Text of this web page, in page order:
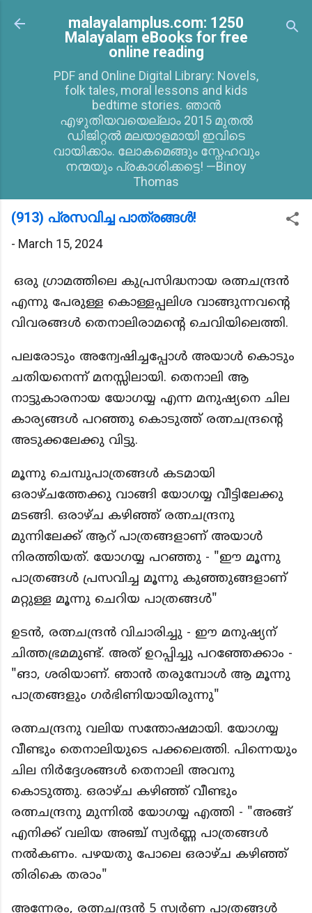
Skip to main content
malayalamplus.com: 1250
Malayalam eBooks for free
online reading
PDF and Online Digital Library: Novels,
folk tales, moral lessons and kids
bedtime stories. ഞാൻ
എഴുതിയവയെല്ലാം 2015 മുതൽ
ഡിജിറ്റൽ മലയാളമായി ഇവിടെ
വായിക്കാം. ലോകമെങ്ങും സ്നേഹവും
നന്മയും പ്രകാശിക്കട്ടെ! —Binoy
Thomas
(913) പ്രസവിച്ച പാത്രങ്ങൾ!
- March 15, 2024
ഒരു ഗ്രാമത്തിലെ കുപ്രസിദ്ധനായ രത്നചന്ദ്രൻ
എന്നു പേരുള്ള കൊള്ളപ്പലിശ വാങ്ങുന്നവന്റെ
വിവരങ്ങൾ തെനാലിരാമന്റെ ചെവിയിലെത്തി.
പലരോടും അന്വേഷിച്ചപ്പോൾ അയാൾ കൊടും
ചതിയനെന്ന് മനസ്സിലായി. തെനാലി ആ
നാട്ടുകാരനായ യോഗയ്യ എന്ന മനുഷ്യനെ ചില
കാര്യങ്ങൾ പറഞ്ഞു കൊടുത്ത് രത്നചന്ദ്രന്റെ
അടുക്കലേക്കു വിട്ടു.
മൂന്നു ചെമ്പുപാത്രങ്ങൾ കടമായി
ഒരാഴ്ചത്തേക്കു വാങ്ങി യോഗയ്യ വീട്ടിലേക്കു
മടങ്ങി. ഒരാഴ്ച കഴിഞ്ഞ് രത്നചന്ദ്രനു
മുന്നിലേക്ക് ആറ് പാത്രങ്ങളാണ് അയാൾ
നിരത്തിയത്. യോഗയ്യ പറഞ്ഞു - "ഈ മൂന്നു
പാത്രങ്ങൾ പ്രസവിച്ച മൂന്നു കുഞ്ഞുങ്ങളാണ്
മറ്റുള്ള മൂന്നു ചെറിയ പാത്രങ്ങൾ"
ഉടൻ, രത്നചന്ദ്രൻ വിചാരിച്ചു - ഈ മനുഷ്യന്
ചിത്തഭ്രമമുണ്ട്. അത് ഉറപ്പിച്ചു പറഞ്ഞേക്കാം -
"ങാ, ശരിയാണ്. ഞാൻ തരുമ്പോൾ ആ മൂന്നു
പാത്രങ്ങളും ഗർഭിണിയായിരുന്നു"
രത്നചന്ദ്രനു വലിയ സന്തോഷമായി. യോഗയ്യ
വീണ്ടും തെനാലിയുടെ പക്കലെത്തി. പിന്നെയും
ചില നിർദ്ദേശങ്ങൾ തെനാലി അവനു
കൊടുത്തു. ഒരാഴ്ച കഴിഞ്ഞ് വീണ്ടും
രത്നചന്ദ്രനു മുന്നിൽ യോഗയ്യ എത്തി - "അങ്ങ്
എനിക്ക് വലിയ അഞ്ച് സ്വർണ്ണ പാത്രങ്ങൾ
നൽകണം. പഴയതു പോലെ ഒരാഴ്ച കഴിഞ്ഞ്
തിരികെ തരാം"
അന്നേരം, രത്നചന്ദ്രൻ 5 സ്വർണ പാത്രങ്ങൾ